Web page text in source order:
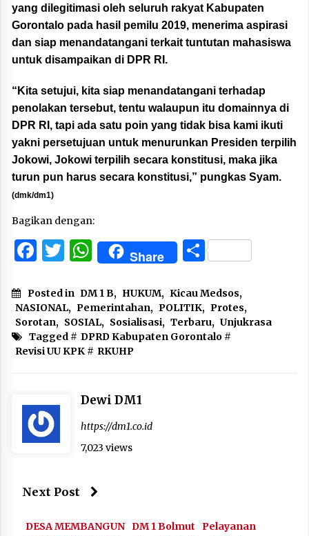
yang dilegitimasi oleh seluruh rakyat Kabupaten
Gorontalo pada hasil pemilu 2019, menerima aspirasi
dan siap menandatangani terkait tuntutan mahasiswa
untuk disampaikan di DPR RI.
“Kita setujui, kita siap menandatangani terhadap
penolakan tersebut, tentu walaupun itu domainnya di
DPR RI, tapi ada satu poin yang tidak bisa kami ikuti
yakni persetujuan untuk menurunkan Presiden terpilih
Jokowi, Jokowi terpilih secara konstitusi, maka jika
turun pun harus secara konstitusi,” pungkas Syam.
(dmk/dm1)
Bagikan dengan:
Facebook
Twitter
WhatsApp
Share Share
Posted in DM 1 B, HUKUM, Kicau Medsos,
NASIONAL, Pemerintahan, POLITIK, Protes,
Sorotan, SOSIAL, Sosialisasi, Terbaru, Unjukrasa
Tagged # DPRD Kabupaten Gorontalo #
Revisi UU KPK # RKUHP
Dewi DM1
https://dm1.co.id
7,023 views
Next Post
DESA MEMBANGUN DM 1 Bolmut
Pelayanan